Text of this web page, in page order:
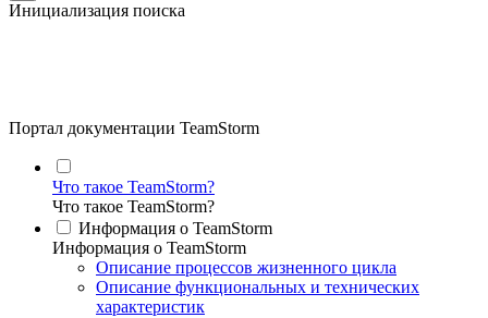
Инициализация поиска
Портал документации TeamStorm
Что такое TeamStorm?
Что такое TeamStorm?
Информация о TeamStorm
Информация о TeamStorm
Описание процессов жизненного цикла
Описание функциональных и технических
характеристик